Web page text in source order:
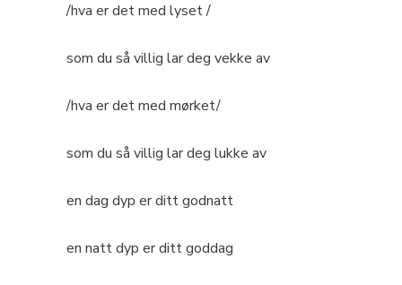
/hva er det med lyset /
som du så villig lar deg vekke av
/hva er det med mørket/
som du så villig lar deg lukke av
en dag dyp er ditt godnatt
en natt dyp er ditt goddag